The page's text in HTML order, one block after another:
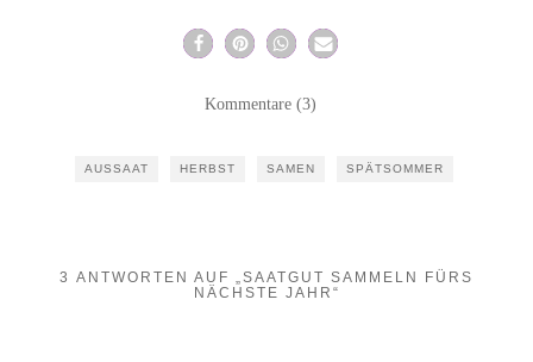
Kommentare (3)
AUSSAAT HERBST SAMEN SPÄTSOMMER
3 ANTWORTEN AUF „SAATGUT SAMMELN FÜRS
NÄCHSTE JAHR“